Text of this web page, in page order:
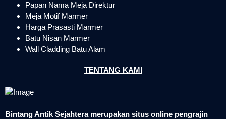
Papan Nama Meja Direktur
Meja Motif Marmer
Harga Prasasti Marmer
Batu Nisan Marmer
Wall Cladding Batu Alam
TENTANG KAMI
Bintang Antik Sejahtera merupakan situs online pengrajin